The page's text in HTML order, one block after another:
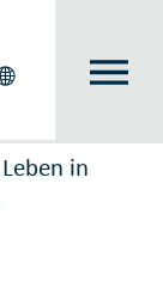
Leben in